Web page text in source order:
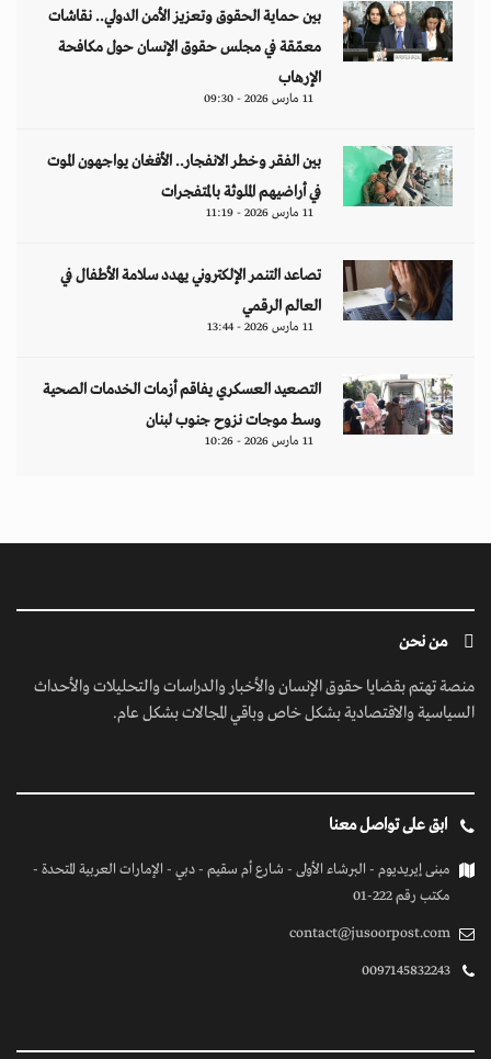
بين حماية الحقوق وتعزيز الأمن الدولي.. نقاشات
معمّقة في مجلس حقوق الإنسان حول مكافحة
الإرهاب
11 مارس 2026 - 09:30
بين الفقر وخطر الانفجار.. الأفغان يواجهون الموت
في أراضيهم الملوثة بالمتفجرات
11 مارس 2026 - 11:19
تصاعد التنمر الإلكتروني يهدد سلامة الأطفال في
العالم الرقمي
11 مارس 2026 - 13:44
التصعيد العسكري يفاقم أزمات الخدمات الصحية
وسط موجات نزوح جنوب لبنان
11 مارس 2026 - 10:26
من نحن
منصة تهتم بقضايا حقوق الإنسان والأخبار والدراسات والتحليلات والأحداث
السياسية والاقتصادية بشكل خاص وباقي المجالات بشكل عام.
ابق على تواصل معنا
مبنى إيريديوم - البرشاء الأولى - شارع أم سقيم - دبي - الإمارات العربية المتحدة -
مكتب رقم 222-01
contact@jusoorpost.com
0097145832243